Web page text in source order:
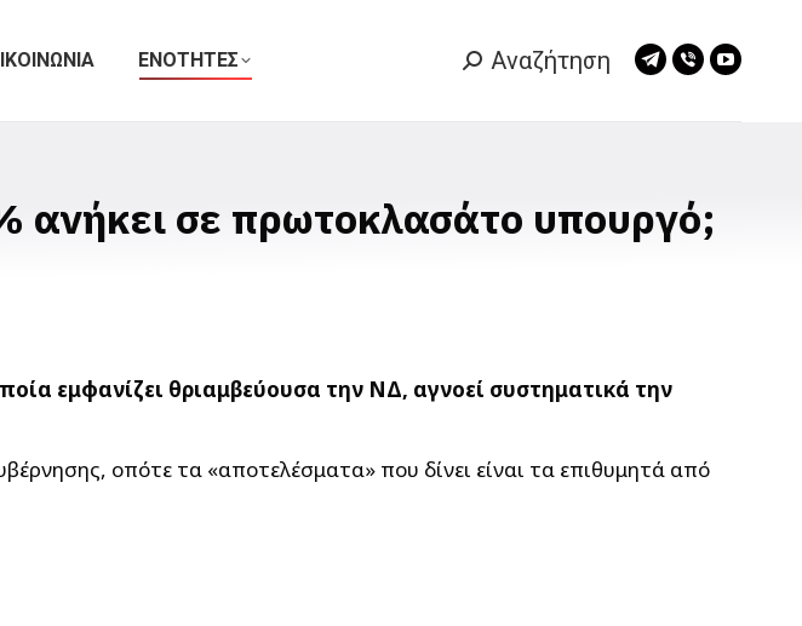
ΕΝΟΤΗΤΕΣ Search:
Αναζήτηση
Telegram
new
window
Viber
new
window
ανήκει σε πρωτοκλασάτο υπουργό;
εμφανίζει θριαμβεύουσα την ΝΔ, αγνοεί συστηματικά την
οπότε τα «αποτελέσματα» που δίνει είναι τα επιθυμητά από